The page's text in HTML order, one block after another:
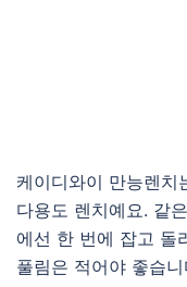
케이디와이 만능렌치
다용도 렌치예요. 같
에선 한 번에 잡고 돌
풀림은 적어야 좋습니